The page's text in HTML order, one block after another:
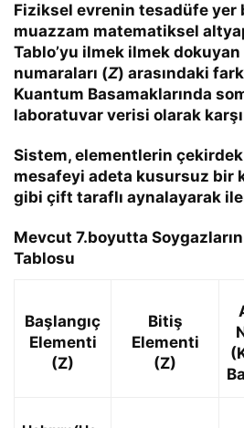
Fiziksel evrenin tesadüfe yer
muazzam matematiksel
Tablo’yu ilmek ilmek
numaraları (Z) arasındaki
Kuantum Basamaklarında
laboratuvar verisi olarak
Sistem, elementlerin
mesafeyi adeta kusursuz bir
gibi çift taraflı aynalayarak
Mevcut 7.boyutta
Tablosu
Başlangıç
Elementi
(Z)
Bitiş
Elementi
(Z)